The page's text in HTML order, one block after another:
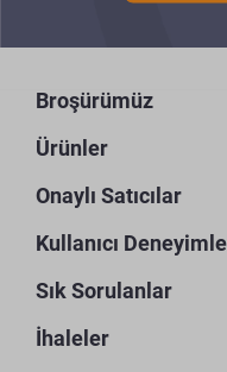
Broşürümüz
Ürünler
Onaylı Satıcılar
Kullanıcı
Sık Sorulanlar
İhaleler